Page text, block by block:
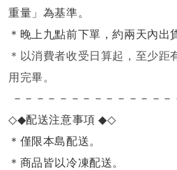
重量」為基準。
＊晚上九點前下單，約兩天內出
＊ 以消費者收受日算起，至少距
用完畢。
－－－－－－－－－－－－－－
◇◆配送注意事項◆◇
＊僅限本島配送。
＊商品皆以冷凍配送。